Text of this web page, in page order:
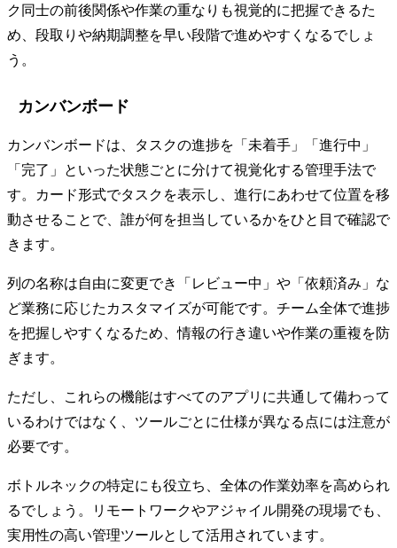
ク同士の前後関係や作業の重なりも視覚的に把握できるた
め、段取りや納期調整を早い段階で進めやすくなるでしょ
う。
カンバンボード
カンバンボードは、タスクの進捗を「未着手」「進行中」
「完了」といった状態ごとに分けて視覚化する管理手法で
す。カード形式でタスクを表示し、進行にあわせて位置を移
動させることで、誰が何を担当しているかをひと目で確認で
きます。
列の名称は自由に変更でき「レビュー中」や「依頼済み」な
ど業務に応じたカスタマイズが可能です。チーム全体で進捗
を把握しやすくなるため、情報の行き違いや作業の重複を防
ぎます。
ただし、これらの機能はすべてのアプリに共通して備わって
いるわけではなく、ツールごとに仕様が異なる点には注意が
必要です。
ボトルネックの特定にも役立ち、全体の作業効率を高められ
るでしょう。リモートワークやアジャイル開発の現場でも、
実用性の高い管理ツールとして活用されています。